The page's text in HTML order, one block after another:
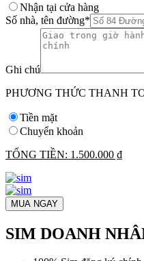
Nhận tại cửa hàng
Số nhà, tên đường*
Ghi chú
PHƯƠNG THỨC THANH
Tiền mặt
Chuyển khoản
TỔNG TIỀN: 1.500.000 ₫
MUA NGAY
SIM DOANH